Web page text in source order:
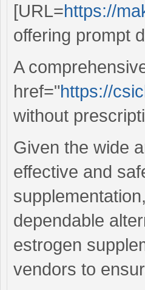
[URL=https://
offering prompt
A
href="https://
without
Given the wide
effective and
supplementation,
dependable
estrogen
vendors to